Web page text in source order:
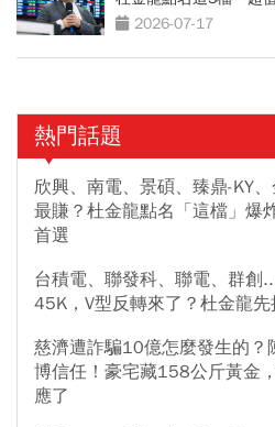
分配2026-07-17
熱門話題
欣興、南電、景碩、臻鼎-KY
最賺？杜金龍點名「這檔」爆
首選
台積電、聯發科、聯電、群創
45K，V型反轉來了？杜金龍先
慈濟遭詐騙10億怎麼發生的？
博信任！豪宅藏158公斤黃金
應了